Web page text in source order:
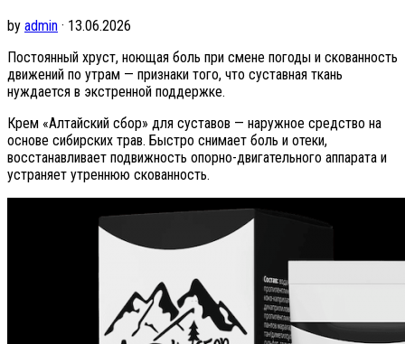
by admin · 13.06.2026
Постоянный хруст, ноющая боль при смене погоды и скованность
движений по утрам — признаки того, что суставная ткань
нуждается в экстренной поддержке.
Крем «Алтайский сбор» для суставов — наружное средство на
основе сибирских трав. Быстро снимает боль и отеки,
восстанавливает подвижность опорно-двигательного аппарата и
устраняет утреннюю скованность.